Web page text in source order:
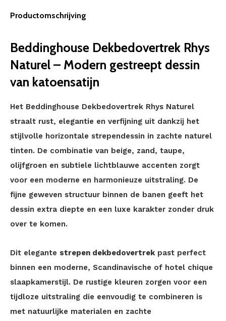
Productomschrijving
Beddinghouse Dekbedovertrek Rhys
Naturel – Modern gestreept dessin
van katoensatijn
Het Beddinghouse Dekbedovertrek Rhys Naturel
straalt rust, elegantie en verfijning uit dankzij het
stijlvolle horizontale strependessin in zachte naturel
tinten. De combinatie van beige, zand, taupe,
olijfgroen en subtiele lichtblauwe accenten zorgt
voor een moderne en harmonieuze uitstraling. De
fijne geweven structuur binnen de banen geeft het
dessin extra diepte en een luxe karakter zonder druk
over te komen.
Dit elegante strepen dekbedovertrekpast perfect
binnen een moderne, Scandinavische of hotel chique
slaapkamerstijl. De rustige kleuren zorgen voor een
tijdloze uitstraling die eenvoudig te combineren is
met natuurlijke materialen en zachte